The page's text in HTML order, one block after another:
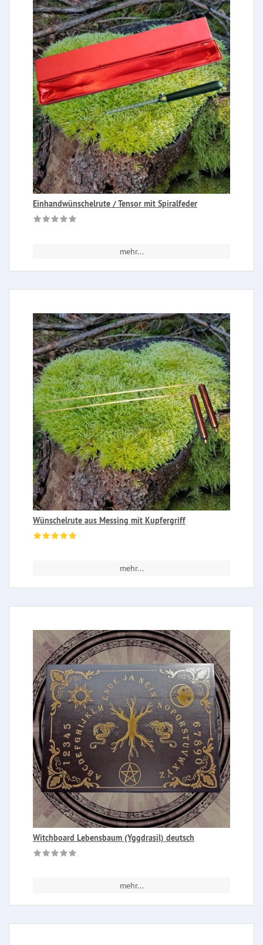
Einhandwünschelrute / Tensor mit Spiralfeder
mehr...
Wünschelrute aus Messing mit Kupfergriff
mehr...
Witchboard Lebensbaum (Yggdrasil) deutsch
mehr...